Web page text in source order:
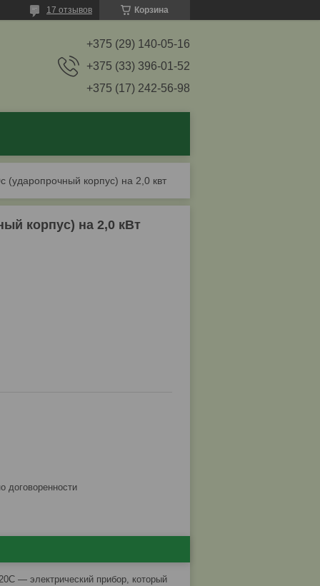
Корзина
17 отзывов
+375 (29) 140-05-16
+375 (33) 396-01-52
+375 (17) 242-56-98
(ударопрочный корпус) на 2,0 квт
корпус) на 2,0 кВт
договоренности
― электрический прибор, который